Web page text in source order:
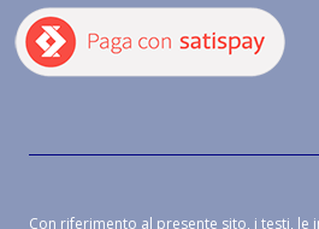
Con riferimento al presente sito, i testi, le